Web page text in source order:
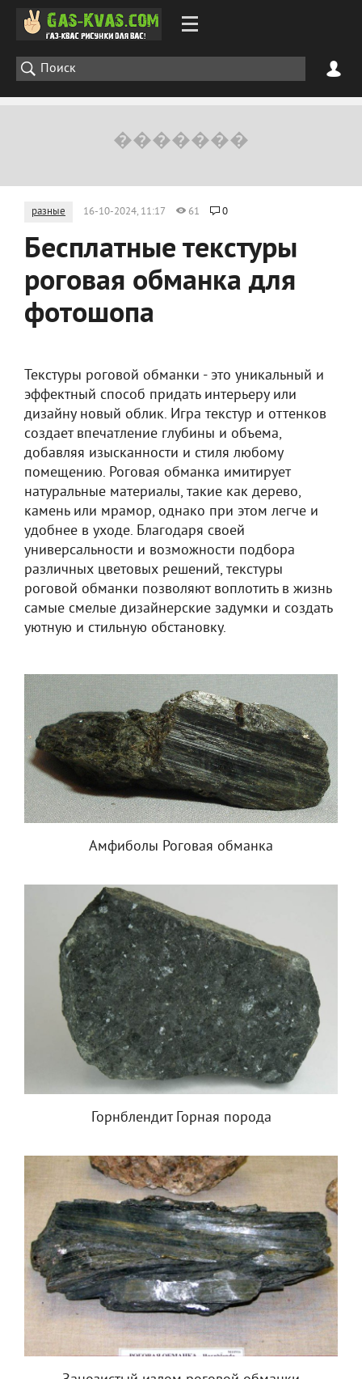
разные 16-10-2024, 11:17 61 0
Бесплатные текстуры
роговая обманка для
фотошопа
Текстуры роговой обманки - это уникальный и
эффектный способ придать интерьеру или
дизайну новый облик. Игра текстур и оттенков
создает впечатление глубины и объема,
добавляя изысканности и стиля любому
помещению. Роговая обманка имитирует
натуральные материалы, такие как дерево,
камень или мрамор, однако при этом легче и
удобнее в уходе. Благодаря своей
универсальности и возможности подбора
различных цветовых решений, текстуры
роговой обманки позволяют воплотить в жизнь
самые смелые дизайнерские задумки и создать
уютную и стильную обстановку.
Амфиболы Роговая обманка
Горнблендит Горная порода